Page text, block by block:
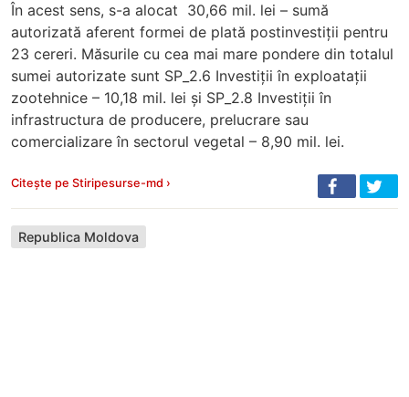
În acest sens, s-a alocat 30,66 mil. lei – sumă
autorizată aferent formei de plată postinvestiții pentru
23 cereri. Măsurile cu cea mai mare pondere din totalul
sumei autorizate sunt SP_2.6 Investiții în exploatații
zootehnice – 10,18 mil. lei și SP_2.8 Investiții în
infrastructura de producere, prelucrare sau
comercializare în sectorul vegetal – 8,90 mil. lei.
Citește pe Stiripesurse-md ›
Republica Moldova